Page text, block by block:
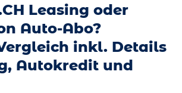
Leasing oder
Auto-Abo?
inkl. Details
Autokredit und